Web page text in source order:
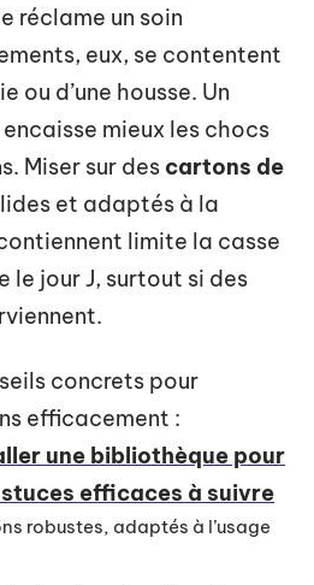
réclame un soin
eux, se contentent
ou d’une housse. Un
mieux les chocs
Miser sur des cartons de
et adaptés à la
limite la casse
jour J, surtout si des
concrets pour
efficacement :
une bibliothèque pour
efficaces à suivre
robustes, adaptés à l’usage